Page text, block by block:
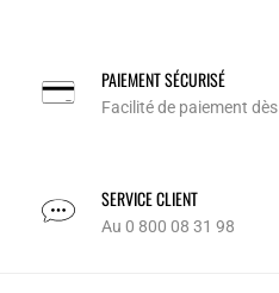
PAIEMENT SÉCURISÉ
Facilité de paiement
SERVICE CLIENT
Au 0 800 08 31 98